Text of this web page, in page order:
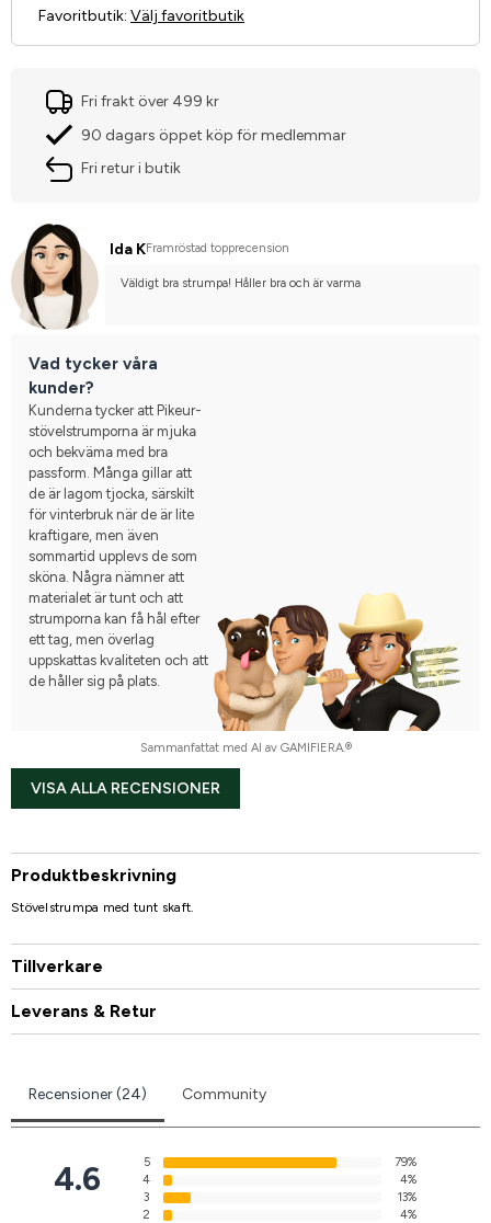
Favoritbutik: Välj favoritbutik
Fri frakt över 499 kr
90 dagars öppet köp för medlemmar
Fri retur i butik
Ida KFramröstad topprecension
Väldigt bra strumpa! Håller bra och är varma
Vad tycker våra
kunder?
Kunderna tycker att Pikeur-
stövelstrumporna är mjuka
och bekväma med bra
passform. Många gillar att
de är lagom tjocka, särskilt
för vinterbruk när de är lite
kraftigare, men även
sommartid upplevs de som
sköna. Några nämner att
materialet är tunt och att
strumporna kan få hål efter
ett tag, men överlag
uppskattas kvaliteten och att
de håller sig på plats.
Sammanfattat med AI av GAMIFIERA.®
VISA ALLA RECENSIONER
Produktbeskrivning
Stövelstrumpa med tunt skaft.
Tillverkare
Leverans & Retur
Recensioner (24) Community
4.6 5
79%
4
4%
3
13%
2
4%